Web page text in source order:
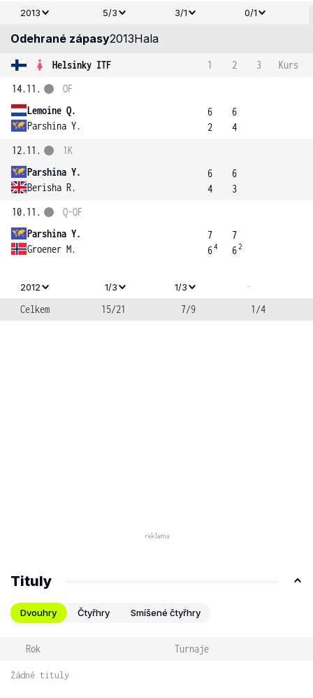
2013
5/3 3/1 0/1
Odehrané zápasy2013Hala
Helsinky ITF 1 2 3
Kurs
14.11.
Lemoine Q.
Parshina Y.
OF
6
2
6
4
12.11.
Parshina Y.
Berisha R.
1K
6
4
6
3
10.11.
Parshina Y.
Groener M.
Q-OF
7
64
7
62
2012 1/3 1/3
-
Celkem
15/21 7/9 1/4
Tituly
Dvouhry Čtyřhry Smíšené čtyřhry
Rok Turnaje
Žádné tituly